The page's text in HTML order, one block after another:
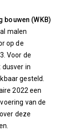
bouwen (WKB)
malen
op de
Voor de
in
gesteld.
2022 een
van de
deze